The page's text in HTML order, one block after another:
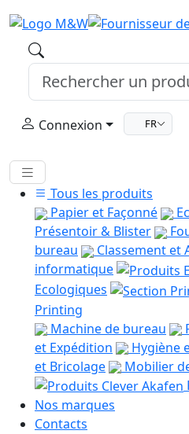
Connexion FR
Tous les produits
Papier et Façonné
Présentoir & Blister
bureau
Classement et
informatique
Ecologiques
Printing
Machine de bureau
et Expédition
Hygiène
et Bricolage
Mobilier
Nos marques
Contacts